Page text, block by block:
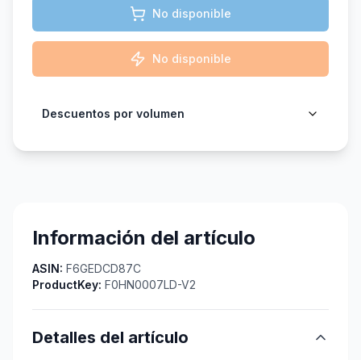
No disponible
No disponible
Descuentos por volumen
Información del artículo
ASIN: F6GEDCD87C
ProductKey: F0HN0007LD-V2
Detalles del artículo